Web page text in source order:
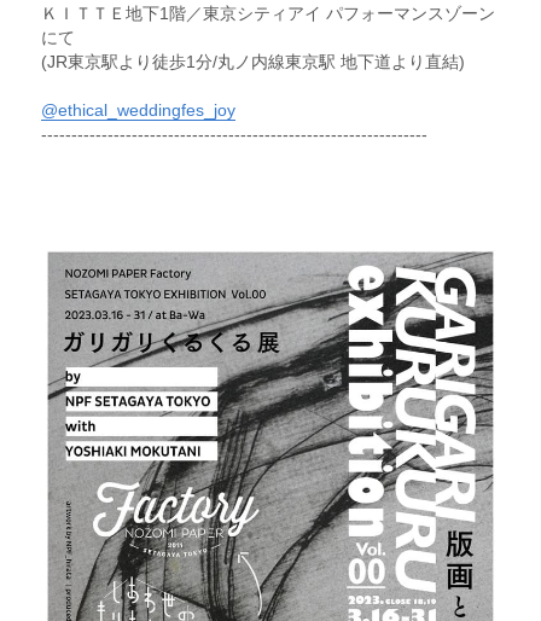
ＫＩＴＴＥ地下1階／東京シティアイ パフォーマンスゾーン
にて
(JR東京駅より徒歩1分/丸ノ内線東京駅 地下道より直結)
@ethical_weddingfes_joy
----------------------------------------------------------------